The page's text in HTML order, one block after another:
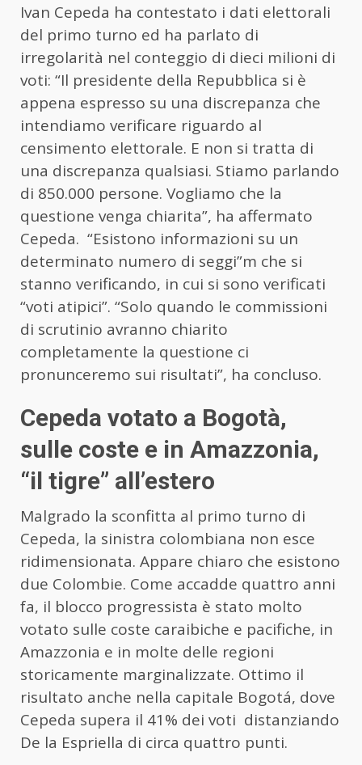
Ivan Cepeda ha contestato i dati elettorali
del primo turno ed ha parlato di
irregolarità nel conteggio di dieci milioni di
voti: “Il presidente della Repubblica si è
appena espresso su una discrepanza che
intendiamo verificare riguardo al
censimento elettorale. E non si tratta di
una discrepanza qualsiasi. Stiamo parlando
di 850.000 persone. Vogliamo che la
questione venga chiarita”, ha affermato
Cepeda. “Esistono informazioni su un
determinato numero di seggi”m che si
stanno verificando, in cui si sono verificati
“voti atipici”. “Solo quando le commissioni
di scrutinio avranno chiarito
completamente la questione ci
pronunceremo sui risultati”, ha concluso.
Cepeda votato a Bogotà,
sulle coste e in Amazzonia,
“il tigre” all’estero
Malgrado la sconfitta al primo turno di
Cepeda, la sinistra colombiana non esce
ridimensionata. Appare chiaro che esistono
due Colombie. Come accadde quattro anni
fa, il blocco progressista è stato molto
votato sulle coste caraibiche e pacifiche, in
Amazzonia e in molte delle regioni
storicamente marginalizzate. Ottimo il
risultato anche nella capitale Bogotá, dove
Cepeda supera il 41% dei voti distanziando
De la Espriella di circa quattro punti.